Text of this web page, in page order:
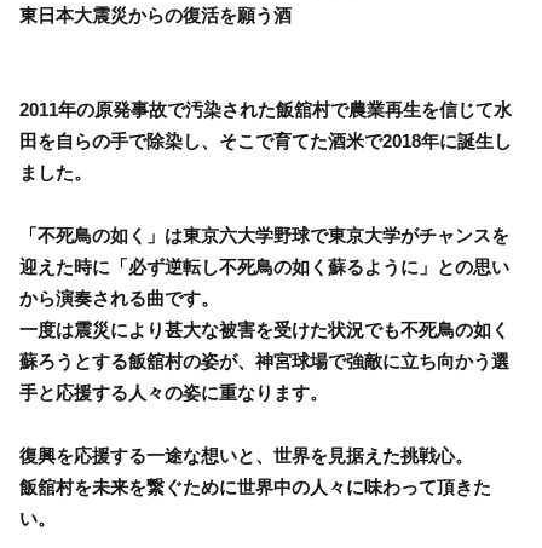
東日本大震災からの復活を願う酒
2011年の原発事故で汚染された飯舘村で農業再生を信じて水
田を自らの手で除染し、そこで育てた酒米で2018年に誕生し
ました。
「不死鳥の如く」は東京六大学野球で東京大学がチャンスを
迎えた時に「必ず逆転し不死鳥の如く蘇るように」との思い
から演奏される曲です。
一度は震災により甚大な被害を受けた状況でも不死鳥の如く
蘇ろうとする飯舘村の姿が、神宮球場で強敵に立ち向かう選
手と応援する人々の姿に重なります。
復興を応援する一途な想いと、世界を見据えた挑戦心。
飯舘村を未来を繋ぐために世界中の人々に味わって頂きた
い。